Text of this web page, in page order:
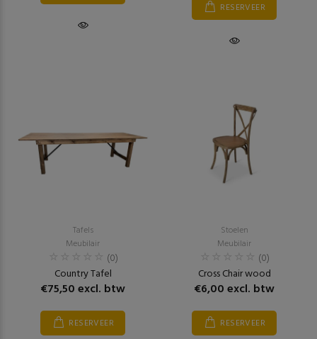
RESERVEER
Tafels
Meubilair
(0)
Country Tafel
€75,50 excl. btw
RESERVEER
Stoelen
Meubilair
(0)
Cross Chair wood
€6,00 excl. btw
RESERVEER